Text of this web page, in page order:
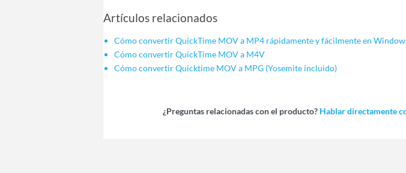
Artículos relacionados
Cómo convertir QuickTime MOV a MP4 rápidamente y fácilmente en
Cómo convertir QuickTime MOV a M4V
Cómo convertir Quicktime MOV a MPG (Yosemite incluido)
¿Preguntas relacionadas con el producto? Hablar directamente